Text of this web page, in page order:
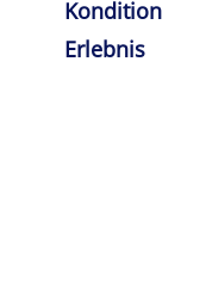
Kondition
Erlebnis